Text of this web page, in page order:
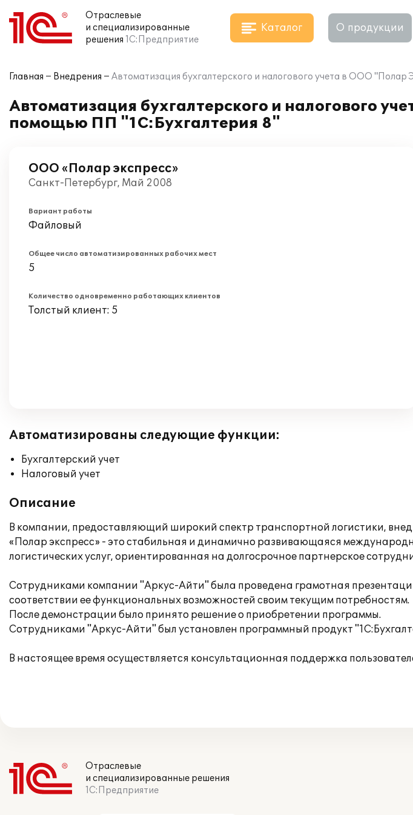
Отраслевые
и специализированные
решения 1С:Предприятие
Каталог О продукции
Главная Внедрения Автоматизация бухгалтерского и налогового учета в ООО
Автоматизация бухгалтерского и налогового
помощью ПП "1С:Бухгалтерия 8"
ООО «Полар экспресс»
Санкт-Петербург, Май 2008
Вариант работы
Файловый
Общее число автоматизированных рабочих мест
5
Количество одновременно работающих клиентов
Толстый клиент: 5
Автоматизированы следующие функции:
Бухгалтерский учет
Налоговый учет
Описание
В компании, предоставляющий широкий спектр транспортной логистики,
«Полар экспресс» - это стабильная и динамично развивающаяся
логистических услуг, ориентированная на долгосрочное партнерское
Сотрудниками компании "Аркус-Айти" была проведена грамотная
соответствии ее функциональных возможностей своим текущим потребностям.
После демонстрации было принято решение о приобретении программы.
Сотрудниками "Аркус-Айти" был установлен программный продукт
В настоящее время осуществляется консультационная поддержка
Отраслевые
и специализированные решения
1С:Предприятие